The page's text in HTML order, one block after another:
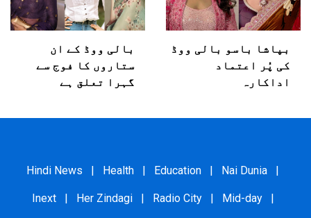
بالی ووڈ کے ان
ستاروں کا فوج سے
گہرا تعلق ہے
بپاشا باسو بالی ووڈ
کی پُر اعتماد
اداکارہ
Hindi News | Health | Education | Nai Dunia |
Inext | Her Zindagi | Radio City | Mid-day |